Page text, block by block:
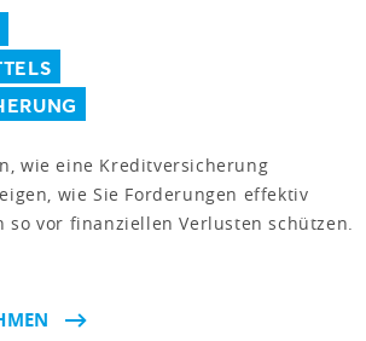
wie eine Kreditversicherung
wie Sie Forderungen effektiv
so vor finanziellen Verlusten schützen.